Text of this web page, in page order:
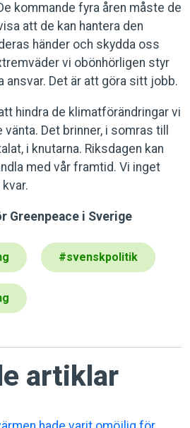
kommande fyra åren måste de
att de kan hantera den
händer och skydda oss
vi obönhörligen styr
ansvar. Det är att göra sitt jobb.
hindra de klimatförändringar vi
Det brinner, i somras till
i knutarna. Riksdagen kan
med vår framtid. Vi inget
Greenpeace i Sverige
#svenskpolitik
artiklar